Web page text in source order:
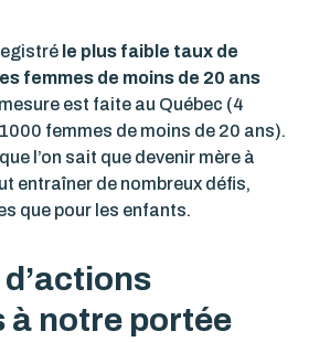
le plus faible taux de
femmes de moins de 20 ans
est faite au Québec (4
femmes de moins de 20 ans).
l’on sait que devenir mère à
entraîner de nombreux défis,
que pour les enfants.
à notre portée